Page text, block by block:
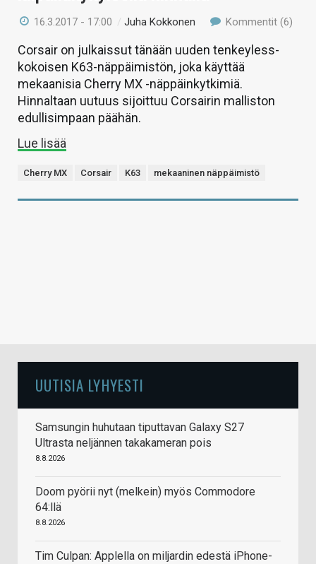
16.3.2017 - 17:00 /Juha Kokkonen Kommentit (6)
Corsair on julkaissut tänään uuden tenkeyless-
kokoisen K63-näppäimistön, joka käyttää
mekaanisia Cherry MX -näppäinkytkimiä.
Hinnaltaan uutuus sijoittuu Corsairin malliston
edullisimpaan päähän.
Lue lisää
Cherry MX Corsair K63 mekaaninen näppäimistö
UUTISIA LYHYESTI
Samsungin huhutaan tiputtavan Galaxy S27
Ultrasta neljännen takakameran pois
8.8.2026
Doom pyörii nyt (melkein) myös Commodore
64:llä
8.8.2026
Tim Culpan: Applella on miljardin edestä iPhone-